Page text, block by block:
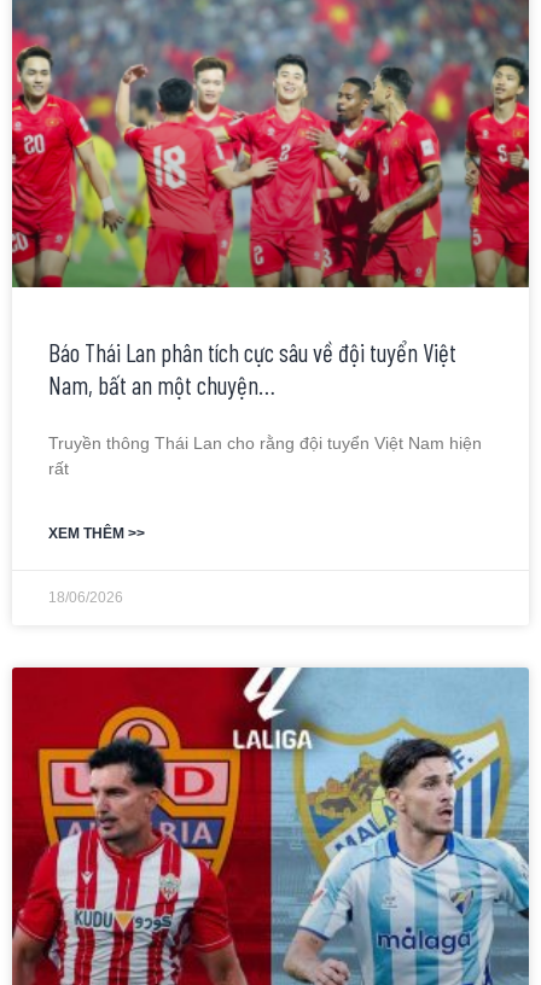
Báo Thái Lan phân tích cực sâu về đội tuyển Việt
Nam, bất an một chuyện…
Truyền thông Thái Lan cho rằng đội tuyển Việt Nam hiện
rất
XEM THÊM >>
18/06/2026